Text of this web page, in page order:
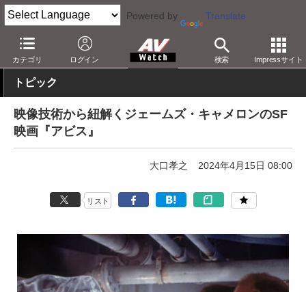
Powered by Translate
カテゴリ ログイン 検索 Impressサイト
AV Watch コンテンツ・サービス BD/DVD
トピック
映像技術から紐解くジェームズ・キャメロンのSF
映画『アビス』
大口孝之 2024年4月15日 08:00
リスト